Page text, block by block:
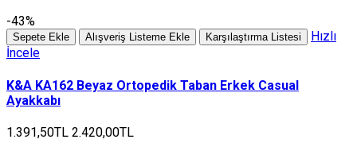
-43%
Sepete Ekle Alışveriş Listeme Ekle Karşılaştırma Listesi
Hızlı
İncele
K&A KA162 Beyaz Ortopedik Taban Erkek Casual
Ayakkabı
1.391,50TL 2.420,00TL